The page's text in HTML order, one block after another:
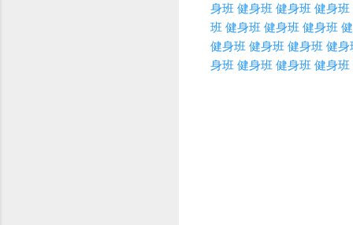
身班 健身班 健身班 健身班
班 健身班 健身班 健身班
健身班 健身班 健身班 健身
身班 健身班 健身班 健身班